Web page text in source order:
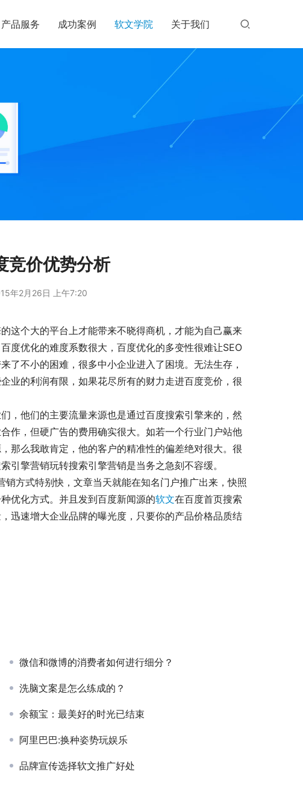
产品服务 成功案例 软文学院 关于我们
竞价优势分析
年2月26日 上午7:20
个大的平台上才能带来不晓得商机，才能为自己赢来
度优化的难度系数很大，百度优化的多变性很难让SEO
了不小的困难，很多中小企业进入了困境。无法生存，
业的利润有限，如果花尽所有的财力走进百度竞价，很
他们的主要流量来源也是通过百度搜索引擎来的，然
作，但硬广告的费用确实很大。如若一个行业门户站他
那么我敢肯定，他的客户的精准性的偏差绝对很大。很
引擎营销玩转搜索引擎营销是当务之急刻不容缓。
销方式特别快，文章当天就能在知名门户推广出来，快照
优化方式。并且发到百度新闻源的软文在百度首页搜索
迅速增大企业品牌的曝光度，只要你的产品价格品质结
微信和微博的消费者如何进行细分？
洗脑文案是怎么练成的？
余额宝：最美好的时光已结束
阿里巴巴:换种姿势玩娱乐
品牌宣传选择软文推广好处